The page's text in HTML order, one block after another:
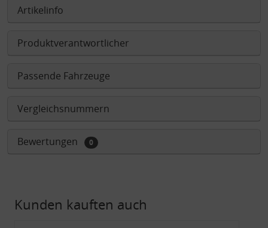
Artikelinfo
Produktverantwortlicher
Passende Fahrzeuge
Vergleichsnummern
Bewertungen 0
Kunden kauften auch